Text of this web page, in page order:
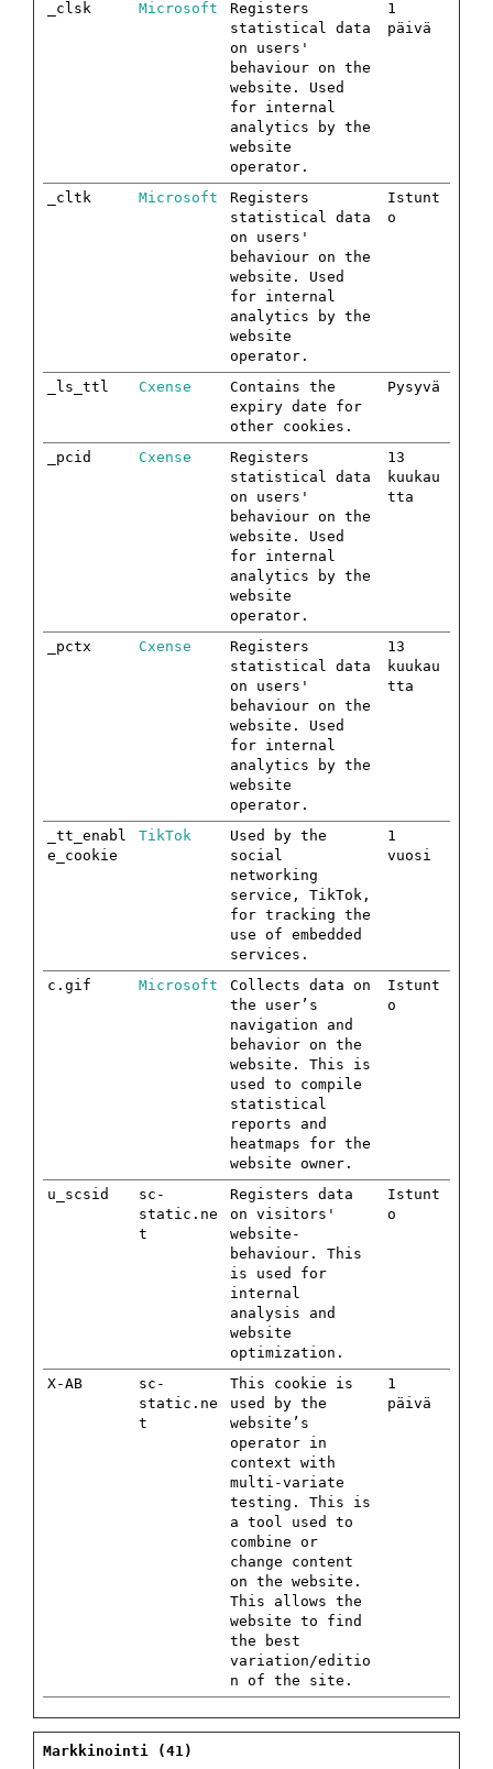
_clsk Microsoft
Registers
statistical data
on users'
behaviour on the
website. Used
for internal
analytics by the
website
operator.
1
päivä
_cltk Microsoft
Registers
statistical data
on users'
behaviour on the
website. Used
for internal
analytics by the
website
operator.
Istunt
o
_ls_ttl Cxense
Contains the
expiry date for
other cookies.
Pysyvä
_pcid Cxense
Registers
statistical data
on users'
behaviour on the
website. Used
for internal
analytics by the
website
operator.
13
kuukau
tta
_pctx Cxense
Registers
statistical data
on users'
behaviour on the
website. Used
for internal
analytics by the
website
operator.
13
kuukau
tta
_tt_enabl
e_cookie
TikTok
Used by the
social
networking
service, TikTok,
for tracking the
use of embedded
services.
1
vuosi
c.gif Microsoft
Collects data on
the user’s
navigation and
behavior on the
website. This is
used to compile
statistical
reports and
heatmaps for the
website owner.
Istunt
o
u_scsid
sc-
static.ne
t
Registers data
on visitors'
website-
behaviour. This
is used for
internal
analysis and
website
optimization.
Istunt
o
X-AB
sc-
static.ne
t
This cookie is
used by the
website’s
operator in
context with
multi-variate
testing. This is
a tool used to
combine or
change content
on the website.
This allows the
website to find
the best
variation/editio
n of the site.
1
päivä
Markkinointi (41)